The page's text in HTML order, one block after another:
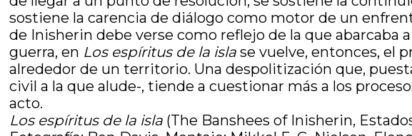
sostiene la carencia de diálogo como motor de un
de Inisherin debe verse como reflejo de la que abarcaba
guerra, en Los espíritus de la isla se vuelve, entonces, el
alrededor de un territorio. Una despolitización que,
civil a la que alude-, tiende a cuestionar más a los
acto.
Los espíritus de la isla (The Banshees of Inisherin,